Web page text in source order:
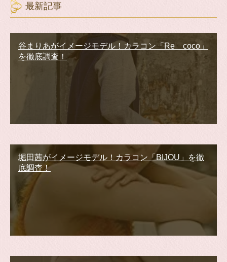
最新記事
谷まりあがイメージモデル！カラコン「Re coco」
を徹底調査！
堀田茜がイメージモデル！カラコン「BIJOU」を徹
底調査！